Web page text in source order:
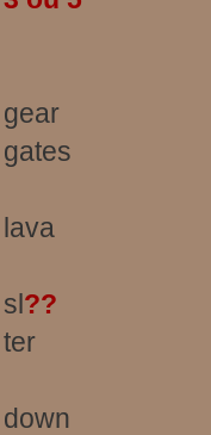
gear
gates
lava
sl??
ter
down